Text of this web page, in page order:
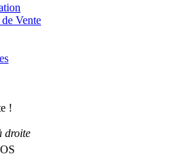
Vente
!
droite